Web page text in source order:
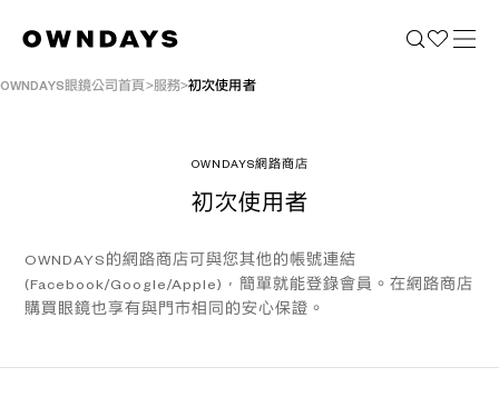
OWNDAYS眼鏡公司首頁 服務 初次使用者
OWNDAYS網路商店
初次使用者
OWNDAYS的網路商店可與您其他的帳號連結
(Facebook/Google/Apple)，簡單就能登錄會員。在網路商店
購買眼鏡也享有與門市相同的安心保證。